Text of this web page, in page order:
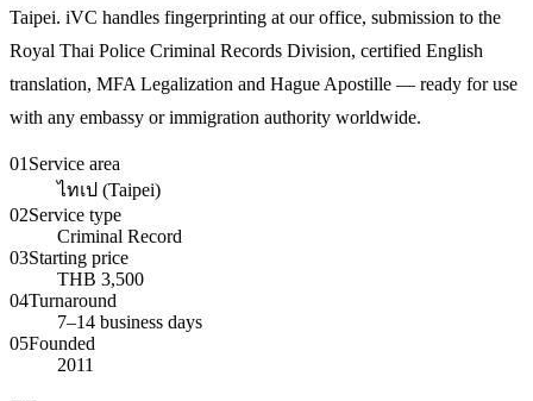
Taipei. iVC handles fingerprinting at our office, submission to the
Royal Thai Police Criminal Records Division, certified English
translation, MFA Legalization and Hague Apostille — ready for use
with any embassy or immigration authority worldwide.
01 Service area
ไทเป (Taipei)
02Service type
Criminal Record
03Starting price
THB 3,500
04Turnaround
7–14 business days
05Founded
2011